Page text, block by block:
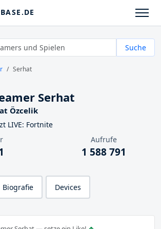
Suche
Serhat
Serhat
Özcelik
LIVE: Fortnite
Aufrufe
1 588 791
Biografie Devices